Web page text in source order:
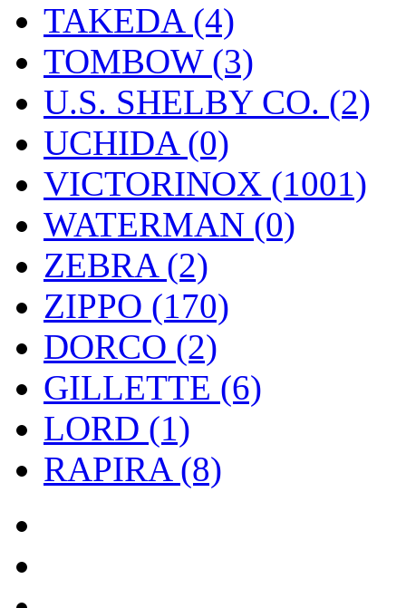
TAKEDA (4)
TOMBOW (3)
U.S. SHELBY CO. (2)
UCHIDA (0)
VICTORINOX (1001)
WATERMAN (0)
ZEBRA (2)
ZIPPO (170)
DORCO (2)
GILLETTE (6)
LORD (1)
RAPIRA (8)